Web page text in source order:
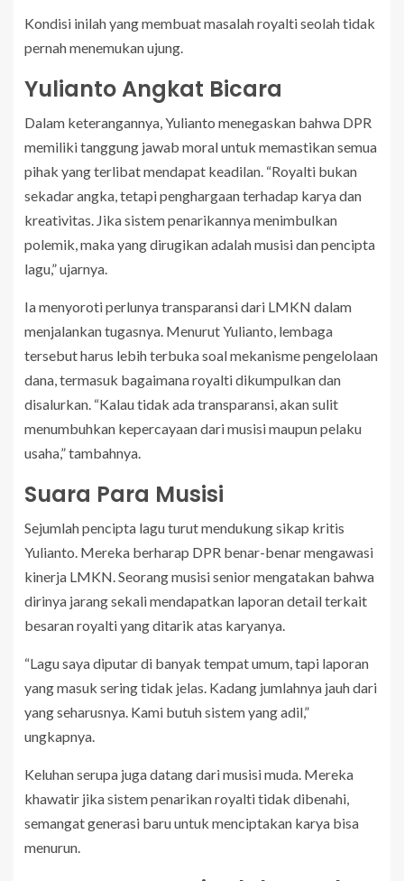
Kondisi inilah yang membuat masalah royalti seolah tidak
pernah menemukan ujung.
Yulianto Angkat Bicara
Dalam keterangannya, Yulianto menegaskan bahwa DPR
memiliki tanggung jawab moral untuk memastikan semua
pihak yang terlibat mendapat keadilan. “Royalti bukan
sekadar angka, tetapi penghargaan terhadap karya dan
kreativitas. Jika sistem penarikannya menimbulkan
polemik, maka yang dirugikan adalah musisi dan pencipta
lagu,” ujarnya.
Ia menyoroti perlunya transparansi dari LMKN dalam
menjalankan tugasnya. Menurut Yulianto, lembaga
tersebut harus lebih terbuka soal mekanisme pengelolaan
dana, termasuk bagaimana royalti dikumpulkan dan
disalurkan. “Kalau tidak ada transparansi, akan sulit
menumbuhkan kepercayaan dari musisi maupun pelaku
usaha,” tambahnya.
Suara Para Musisi
Sejumlah pencipta lagu turut mendukung sikap kritis
Yulianto. Mereka berharap DPR benar-benar mengawasi
kinerja LMKN. Seorang musisi senior mengatakan bahwa
dirinya jarang sekali mendapatkan laporan detail terkait
besaran royalti yang ditarik atas karyanya.
“Lagu saya diputar di banyak tempat umum, tapi laporan
yang masuk sering tidak jelas. Kadang jumlahnya jauh dari
yang seharusnya. Kami butuh sistem yang adil,”
ungkapnya.
Keluhan serupa juga datang dari musisi muda. Mereka
khawatir jika sistem penarikan royalti tidak dibenahi,
semangat generasi baru untuk menciptakan karya bisa
menurun.